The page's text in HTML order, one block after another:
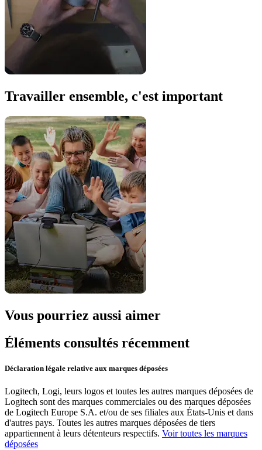
Travailler ensemble, c'est important
Vous pourriez aussi aimer
Éléments consultés récemment
Déclaration légale relative aux marques déposées
Logitech, Logi, leurs logos et toutes les autres marques déposées de
Logitech sont des marques commerciales ou des marques déposées
de Logitech Europe S.A. et/ou de ses filiales aux États-Unis et dans
d'autres pays. Toutes les autres marques déposées de tiers
appartiennent à leurs détenteurs respectifs. Voir toutes les marques
déposées